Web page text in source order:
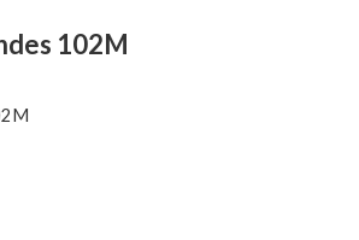
102M